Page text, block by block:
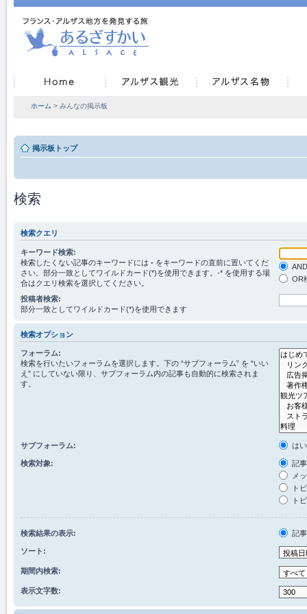
ホーム > みんなの掲示板
掲示板トップ
検索
検索クエリ
キーワード検索:
検索したくない記事のキーワードには - をキーワードの直前に置いてくだ
さい。部分一致としてワイルドカード(*)を使用できます。-* を使用する場
合はクエリ検索を選択してください。
OR
投稿者検索:
部分一致としてワイルドカード(*)を使用できます
検索オプション
フォーラム:
検索を行いたいフォーラムを選択します。下の “サブフォーラム” を “いい
え” にしていない限り、サブフォーラム内の記事も自動的に検索されま
す。
サブフォーラム: はい
検索対象:
記
メ
ト
ト
検索結果の表示: 記事
ソート:
期間内検索:
表示文字数: